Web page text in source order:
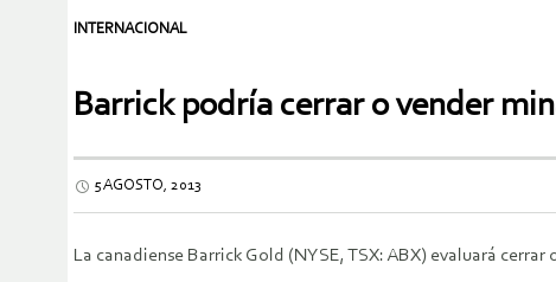
INTERNACIONAL
Barrick podría cerrar o vender
5 AGOSTO, 2013
La canadiense Barrick Gold (NYSE, TSX: ABX) evaluará